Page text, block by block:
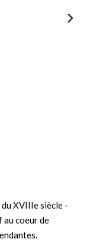
XVIIIe siècle -
coeur de